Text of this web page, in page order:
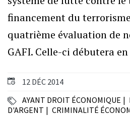
12 DÉC 2014
AYANT DROIT ÉCONOMIQUE
D'ARGENT
CRIMINALITÉ
financement du
quatrième évaluation de
GAFI. Celle-ci débutera en